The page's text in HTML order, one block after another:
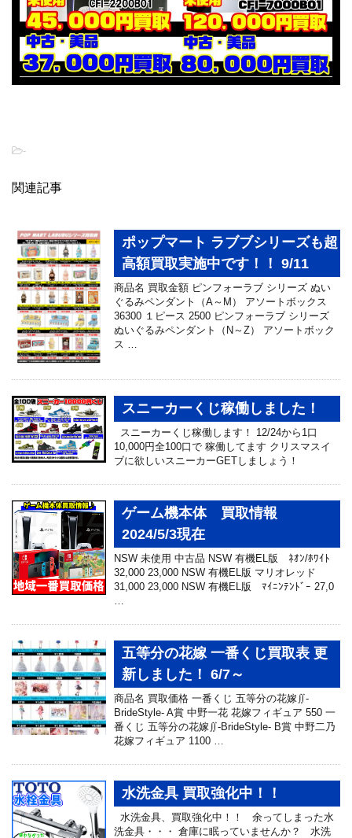
-
関連記事
ポップマート ラブブシリーズも超
高額買取実施中です！！ 9/11
商品名 買取金額 ピンフォーラブ シリーズ ぬい
ぐるみペンダント（A～M） アソートボックス
36300 １ピース 2500 ピンフォーラブ シリーズ
ぬいぐるみペンダント（N～Z） アソートボック
ス …
スニーカーくじ稼働しました！
スニーカーくじ稼働します！ 12/24から1口
10,000円全100口で 稼働してます クリスマスイ
ブに欲しいスニーカーGETしましょう！
ゲーム機本体 買取情報
2024/5/3現在
NSW 未使用 中古品 NSW 有機EL版 ﾈｵﾝ/ﾎﾜｲﾄ
32,000 23,000 NSW 有機EL版 マリオレッド
31,000 23,000 NSW 有機EL版 ﾏｲﾆﾝﾃﾝﾄﾞｰ 27,0
五等分の花嫁 一番くじ買取表 更
新しました！ 6/7～
商品名 買取価格 一番くじ 五等分の花嫁∬-
BrideStyle- A賞 中野一花 花嫁フィギュア 550 一
番くじ 五等分の花嫁∬-BrideStyle- B賞 中野二乃
花嫁フィギュア 1100 …
水洗金具 買取強化中！！
水洗金具、買取強化中！！ 余ってしまった水
洗金具・・・ 倉庫に眠っていませんか？ 水洗